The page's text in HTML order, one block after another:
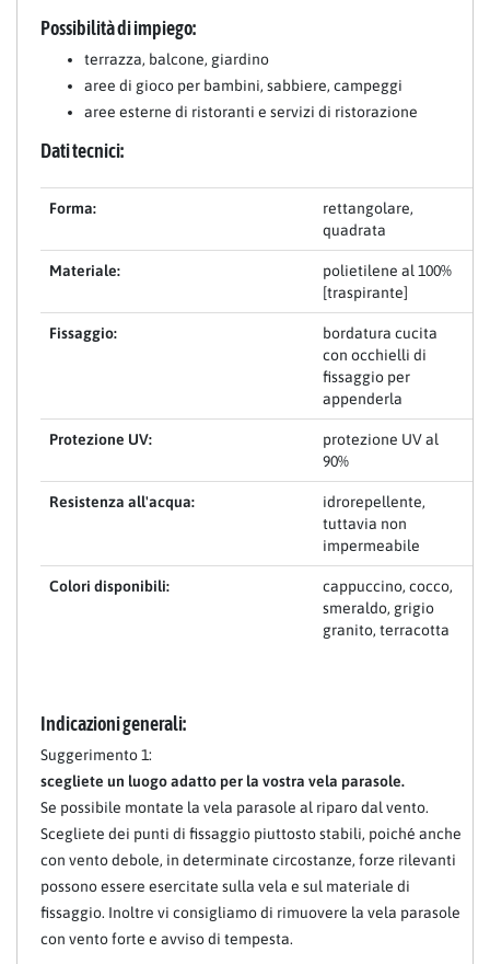
Possibilità di impiego:
terrazza, balcone, giardino
aree di gioco per bambini, sabbiere, campeggi
aree esterne di ristoranti e servizi di ristorazione
Dati tecnici:
Forma:
rettangolare,
quadrata
Materiale:
polietilene al 100%
[traspirante]
Fissaggio:
bordatura cucita
con occhielli di
fissaggio per
appenderla
Protezione UV:
protezione UV al
90%
Resistenza all'acqua:
idrorepellente,
tuttavia non
impermeabile
Colori disponibili:
cappuccino, cocco,
smeraldo, grigio
granito, terracotta
Indicazioni generali:
Suggerimento 1:
scegliete un luogo adatto per la vostra vela parasole.
Se possibile montate la vela parasole al riparo dal vento.
Scegliete dei punti di fissaggio piuttosto stabili, poiché anche
con vento debole, in determinate circostanze, forze rilevanti
possono essere esercitate sulla vela e sul materiale di
fissaggio. Inoltre vi consigliamo di rimuovere la vela parasole
con vento forte e avviso di tempesta.